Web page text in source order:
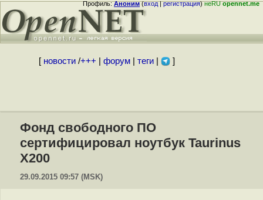
Профиль:Аноним(вход|регистрация)неRUopennet.me
[ новости/+++ форум| теги| ]
Фонд свободного ПО
сертифицировал ноутбук Taurinus
X200
29.09.2015 09:57 (MSK)